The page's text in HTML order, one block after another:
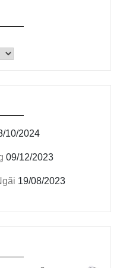
10/2024
09/12/2023
19/08/2023